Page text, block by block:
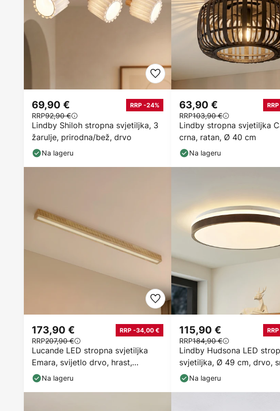
Lindby Shiloh stropna svjetiljka, 3
žarulje, prirodna/bež, drvo
69,90 € RRP -24%
RRP92,90 €
Na lageru
Lindby stropna svjetiljka
crna, ratan, Ø 40 cm
63,90 €
RRP103,90 €
Na lageru
Lucande LED stropna svjetiljka
Emara, svijetlo drvo, hrast,
prigušljiva
173,90 € RRP -34,00 €
RRP207,90 €
Na lageru
Lindby Hudsona LED
svjetiljka, Ø 49 cm, drvo,
115,90 €
RRP184,90 €
Na lageru